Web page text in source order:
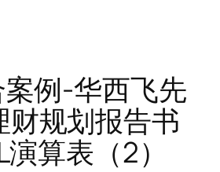
案例-华西飞先
财规划报告书
算表（2）